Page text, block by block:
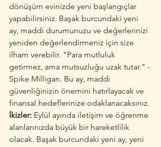
dönüşüm evinizde yeni başlangıçlar
yapabilirsiniz. Başak burcundaki yeni
ay, maddi durumunuzu ve değerlerinizi
yeniden değerlendirmeniz için size
ilham verebilir. "Para mutluluk
getirmez, ama mutsuzluğu uzak tutar." -
Spike Milligan. Bu ay, maddi
güvenliğinizin önemini hatırlayacak ve
finansal hedeflerinize odaklanacaksınız.
İkizler: Eylül ayında iletişim ve öğrenme
alanlarınızda büyük bir hareketlilik
olacak. Başak burcundaki yeni ay, yeni